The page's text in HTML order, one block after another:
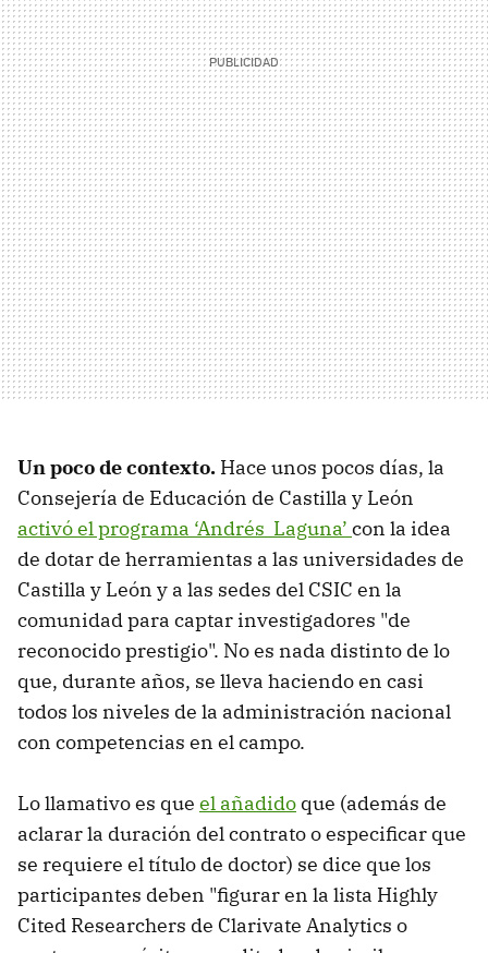
Un poco de contexto. Hace unos pocos días, la
Consejería de Educación de Castilla y León
activó el programa ‘Andrés Laguna’ con la idea
de dotar de herramientas a las universidades de
Castilla y León y a las sedes del CSIC en la
comunidad para captar investigadores "de
reconocido prestigio". No es nada distinto de lo
que, durante años, se lleva haciendo en casi
todos los niveles de la administración nacional
con competencias en el campo.
Lo llamativo es que el añadido que (además de
aclarar la duración del contrato o especificar que
se requiere el título de doctor) se dice que los
participantes deben "figurar en la lista Highly
Cited Researchers de Clarivate Analytics o